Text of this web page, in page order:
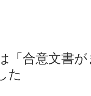
「合意文書
た